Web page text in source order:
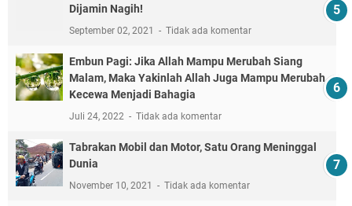
Dijamin Nagih!
September 02, 2021 Tidak ada komentar
Embun Pagi: Jika Allah Mampu Merubah Siang
Malam, Maka Yakinlah Allah Juga Mampu Merubah
Kecewa Menjadi Bahagia
Juli 24, 2022 Tidak ada komentar
Tabrakan Mobil dan Motor, Satu Orang Meninggal
Dunia
November 10, 2021 Tidak ada komentar